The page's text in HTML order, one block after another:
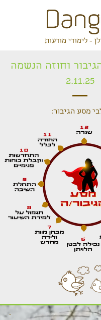
- לימודי מודעות
וחוזה הנשמה
2.11.25
מסע הגיבור: